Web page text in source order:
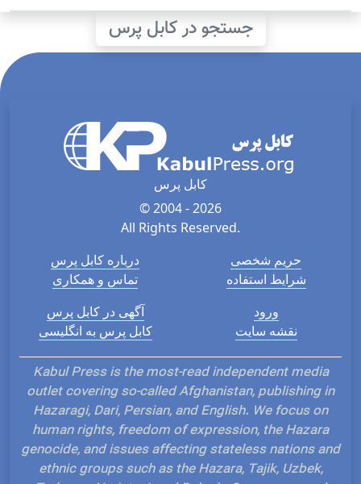
جستجو در کابل پرس
کابل پرس
© 2004 - 2026
All Rights Reserved.
درباره کابل پرس
تماس و همکاری
حریم شخصی
شرایط استفاده
آگهی در کابل پرس
کابل پرس به انگلیسی
ورود
نقشه سایت
Kabul Press is the most-read independent media
outlet covering so-called Afghanistan, publishing in
Hazaragi, Dari, Persian, and English. We focus on
human rights, freedom of expression, the Hazara
genocide, and issues affecting stateless nations and
ethnic groups such as the Hazara, Tajik, Uzbek,